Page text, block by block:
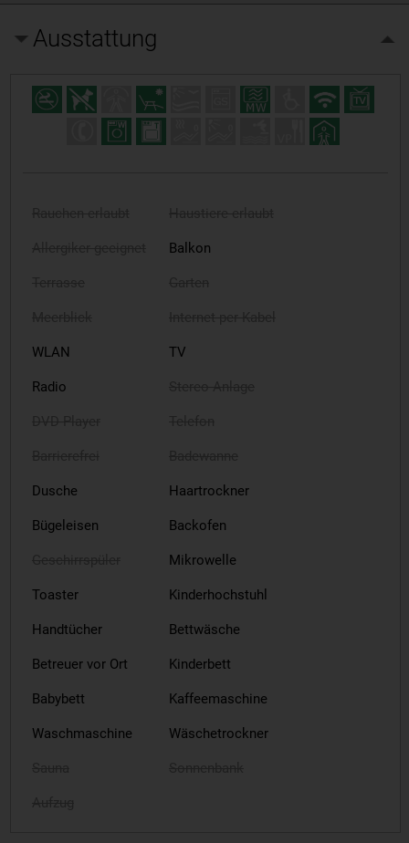
Ausstattung
Balkon
WLAN TV
Radio
Dusche Haartrockner
Bügeleisen Backofen
Mikrowelle
Toaster Kinderhochstuhl
Handtücher Bettwäsche
Betreuer vor Ort Kinderbett
Babybett Kaffeemaschine
Waschmaschine Wäschetrockner